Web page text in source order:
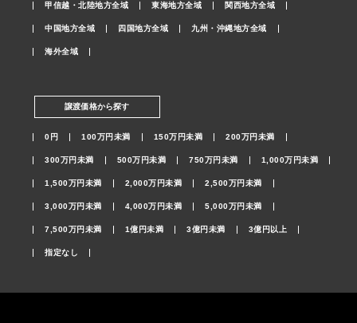
甲信越・北陸地方全域 東海地方全域 関西地方全域
中国地方全域 四国地方全域 九州・沖縄地方全域
海外全域
譲渡価格から探す
0円 100万円未満 150万円未満 200万円未満
300万円未満 500万円未満 750万円未満 1,000万円未満
1,500万円未満 2,000万円未満 2,500万円未満
3,000万円未満 4,000万円未満 5,000万円未満
7,500万円未満 1億円未満 3億円未満 3億円以上
指定なし